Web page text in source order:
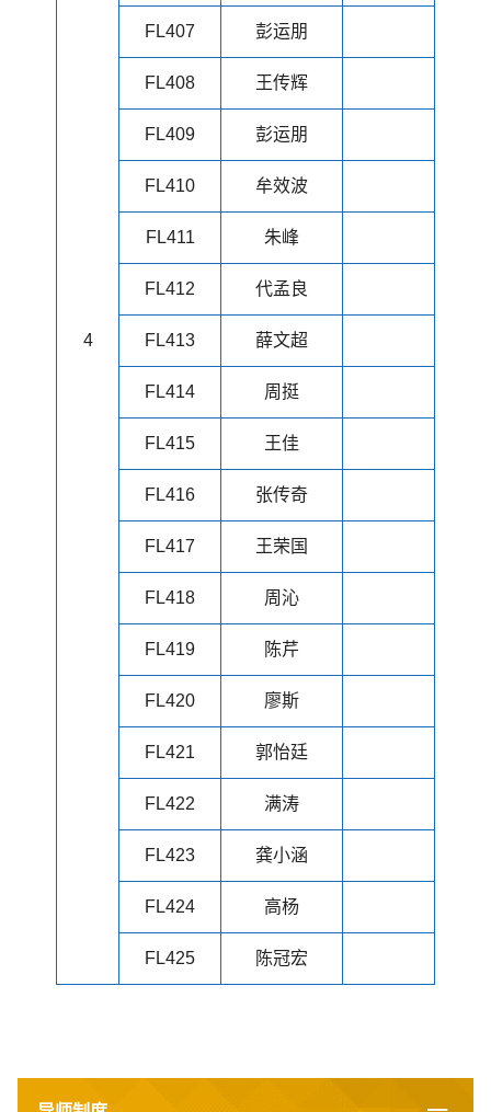
4
FL407 彭运朋
FL408 王传辉
FL409 彭运朋
FL410 牟效波
FL411 朱峰
FL412 代孟良
FL413 薛文超
FL414 周挺
FL415 王佳
FL416 张传奇
FL417 王荣国
FL418 周沁
FL419 陈芹
FL420 廖斯
FL421 郭怡廷
FL422 满涛
FL423 龚小涵
FL424 高杨
FL425 陈冠宏